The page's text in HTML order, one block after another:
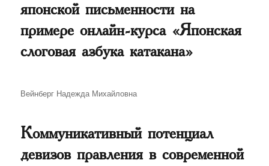
японской письменности на
примере онлайн-курса «Японская
слоговая азбука катакана»
Автор
Вейнберг Надежда Михайловна
Коммуникативный потенциал
девизов правления в современной